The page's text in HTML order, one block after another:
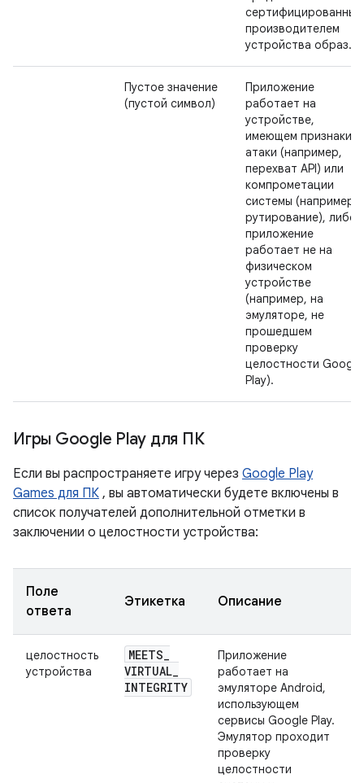
сертифицированный
производителем
устройства образ.
Пустое значение
(пустой символ)
Приложение
работает на
устройстве,
имеющем признаки
атаки (например,
перехват API) или
компрометации
системы (например,
рутирование), либо
приложение
работает не на
физическом
устройстве
(например, на
эмуляторе, не
прошедшем
проверку
целостности Google
Play).
Игры Google Play для ПК
Если вы распространяете игру через Google Play
Games для ПК , вы автоматически будете включены в
список получателей дополнительной отметки в
заключении о целостности устройства:
Поле
ответа
Этикетка Описание
целостность
устройства
MEETS_
VIRTUAL_
INTEGRITY
Приложение
работает на
эмуляторе Android,
использующем
сервисы Google Play.
Эмулятор проходит
проверку
целостности